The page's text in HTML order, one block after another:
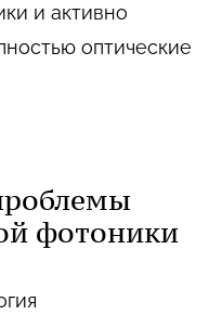
и активно
оптические
фотоники